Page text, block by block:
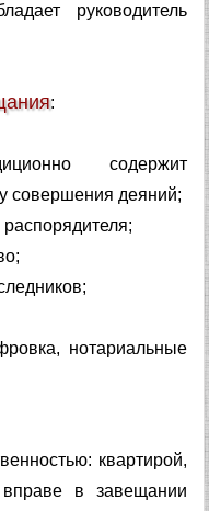
руководитель
:
содержит
совершения деяний;
нотариальные
квартирой,
в завещании